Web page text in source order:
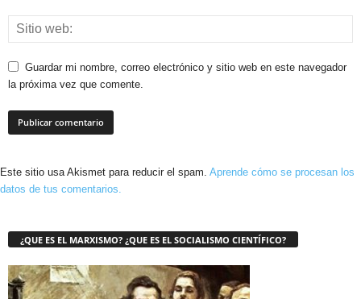
Guardar mi nombre, correo electrónico y sitio web en este navegador
la próxima vez que comente.
Este sitio usa Akismet para reducir el spam. Aprende cómo se procesan los
datos de tus comentarios.
¿QUE ES EL MARXISMO? ¿QUE ES EL SOCIALISMO CIENTÍFICO?